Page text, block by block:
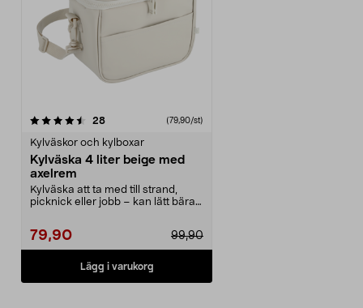
28recensioner (79,90/st)
Kylväskor och kylboxar
Kylväska 4 liter beige med
axelrem
Kylväska att ta med till strand,
picknick eller jobb – kan lätt bäras
99,90
79,90
Lägg i varukorg